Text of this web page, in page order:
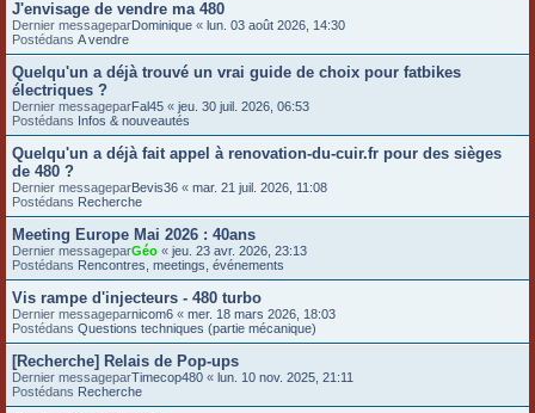
J'envisage de vendre ma 480
Dernier messageparDominique « lun. 03 août 2026, 14:30
Postédans A vendre
Quelqu'un a déjà trouvé un vrai guide de choix pour fatbikes
électriques ?
Dernier messageparFal45 « jeu. 30 juil. 2026, 06:53
Postédans Infos & nouveautés
Quelqu'un a déjà fait appel à renovation-du-cuir.fr pour des sièges
de 480 ?
Dernier messageparBevis36 « mar. 21 juil. 2026, 11:08
Postédans Recherche
Meeting Europe Mai 2026 : 40ans
Dernier messageparGéo « jeu. 23 avr. 2026, 23:13
Postédans Rencontres, meetings, événements
Vis rampe d'injecteurs - 480 turbo
Dernier messageparnicom6 « mer. 18 mars 2026, 18:03
Postédans Questions techniques (partie mécanique)
[Recherche] Relais de Pop-ups
Dernier messageparTimecop480 « lun. 10 nov. 2025, 21:11
Postédans Recherche